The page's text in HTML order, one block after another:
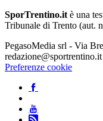
SporTrentino.it è una
Tribunale di Trento (aut.
PegasoMedia srl - Via
Preferenze cookie